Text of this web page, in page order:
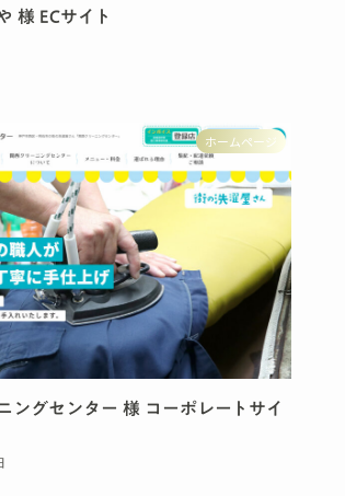
様 ECサイト
ホームページ
ングセンター 様 コーポレートサイ